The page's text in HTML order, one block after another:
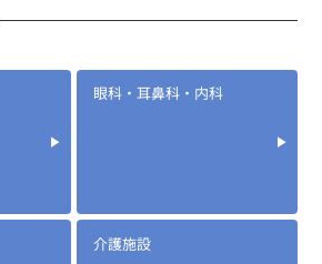
眼科・耳鼻科・内科
介護施設